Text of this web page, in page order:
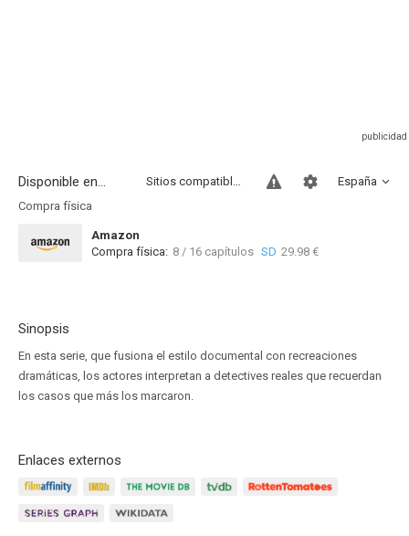
Disponible en... España
Sitios compatibles
Compra física
Amazon
Compra física: 8 / 16 capítulos SD 29.98 €
Sinopsis
En esta serie, que fusiona el estilo documental con recreaciones
dramáticas, los actores interpretan a detectives reales que recuerdan
los casos que más los marcaron.
Enlaces externos